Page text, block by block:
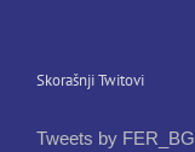
Skorašnji Twitovi
Tweets by